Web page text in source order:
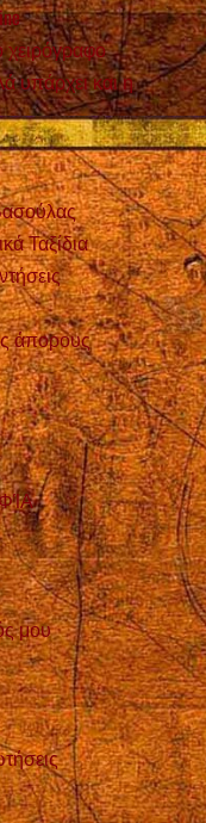
υπάρχει και η
Ταξίδια
άπορους
μου